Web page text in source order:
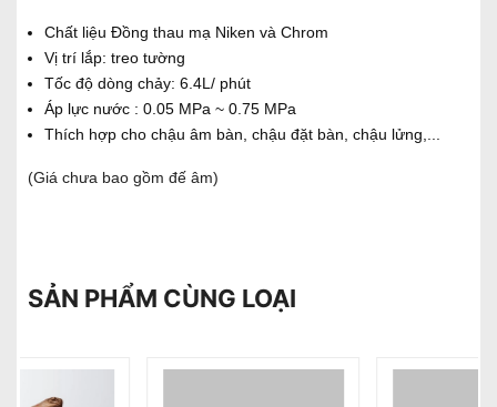
Chất liệu Đồng thau mạ Niken và Chrom
Vị trí lắp: treo tường
Tốc độ dòng chảy: 6.4L/ phút
Áp lực nước : 0.05 MPa ~ 0.75 MPa
Thích hợp cho chậu âm bàn, chậu đặt bàn, chậu lửng,...
(Giá chưa bao gồm đế âm)
SẢN PHẨM CÙNG LOẠI